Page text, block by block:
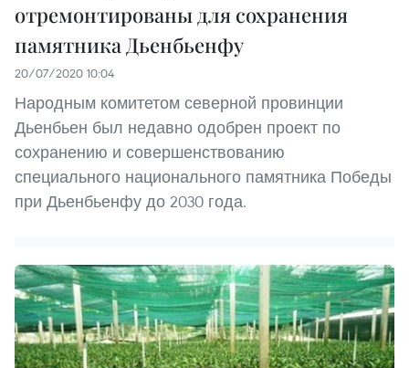
отремонтированы для сохранения
памятника Дьенбьенфу
20/07/2020 10:04
Народным комитетом северной провинции
Дьенбьен был недавно одобрен проект по
сохранению и совершенствованию
специального национального памятника Победы
при Дьенбьенфу до 2030 года.